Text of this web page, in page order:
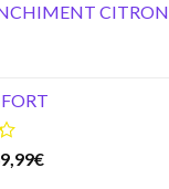
CITRON
€Current